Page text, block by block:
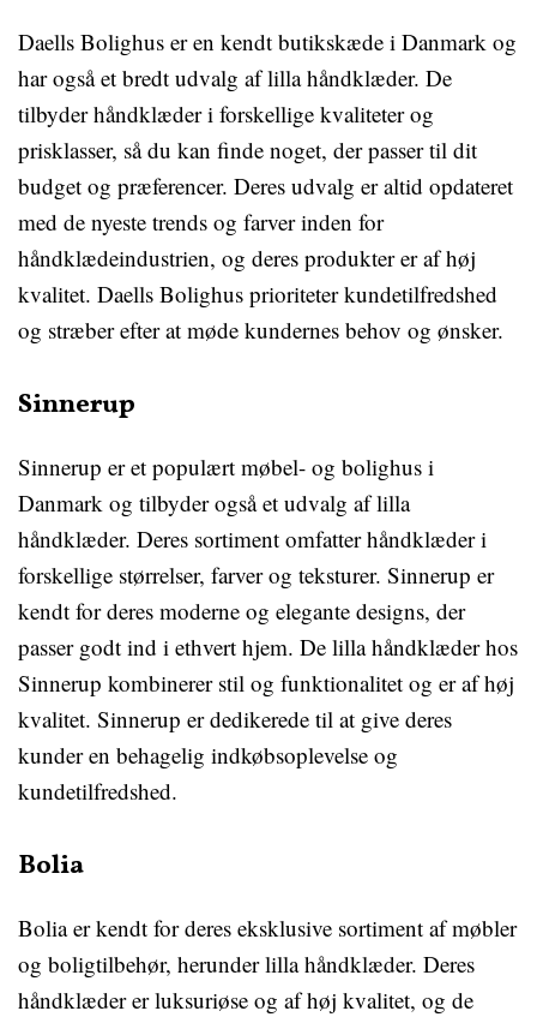
Daells Bolighus er en kendt butikskæde i Danmark og
har også et bredt udvalg af lilla håndklæder. De
tilbyder håndklæder i forskellige kvaliteter og
prisklasser, så du kan finde noget, der passer til dit
budget og præferencer. Deres udvalg er altid opdateret
med de nyeste trends og farver inden for
håndklædeindustrien, og deres produkter er af høj
kvalitet. Daells Bolighus prioriteter kundetilfredshed
og stræber efter at møde kundernes behov og ønsker.
Sinnerup
Sinnerup er et populært møbel- og bolighus i
Danmark og tilbyder også et udvalg af lilla
håndklæder. Deres sortiment omfatter håndklæder i
forskellige størrelser, farver og teksturer. Sinnerup er
kendt for deres moderne og elegante designs, der
passer godt ind i ethvert hjem. De lilla håndklæder hos
Sinnerup kombinerer stil og funktionalitet og er af høj
kvalitet. Sinnerup er dedikerede til at give deres
kunder en behagelig indkøbsoplevelse og
kundetilfredshed.
Bolia
Bolia er kendt for deres eksklusive sortiment af møbler
og boligtilbehør, herunder lilla håndklæder. Deres
håndklæder er luksuriøse og af høj kvalitet, og de